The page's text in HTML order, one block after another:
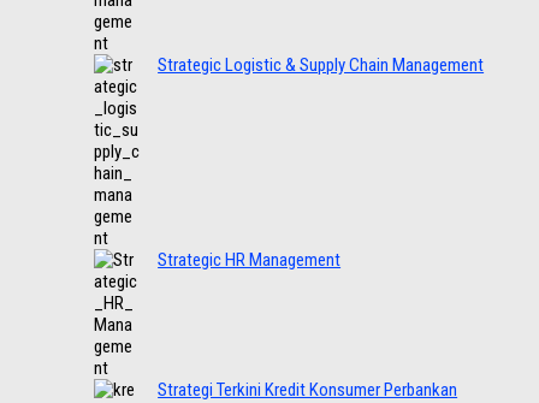
Strategic Logistic & Supply Chain Management
Strategic HR Management
Strategi Terkini Kredit Konsumer Perbankan